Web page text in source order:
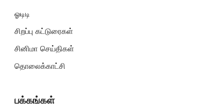
ஓடிடி
சிறப்பு கட்டுரைகள்
சினிமா செய்திகள்
தொலைக்காட்சி
பக்கங்கள்